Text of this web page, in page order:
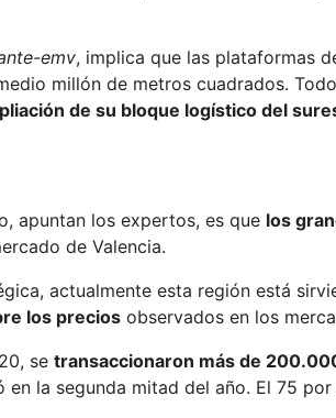
emv, implica que las plataformas
millón de metros cuadrados.
de su bloque logístico del
apuntan los expertos, es que los
de Valencia.
actualmente esta región está
los precios observados en los
se transaccionaron más de
la segunda mitad del año. El 75